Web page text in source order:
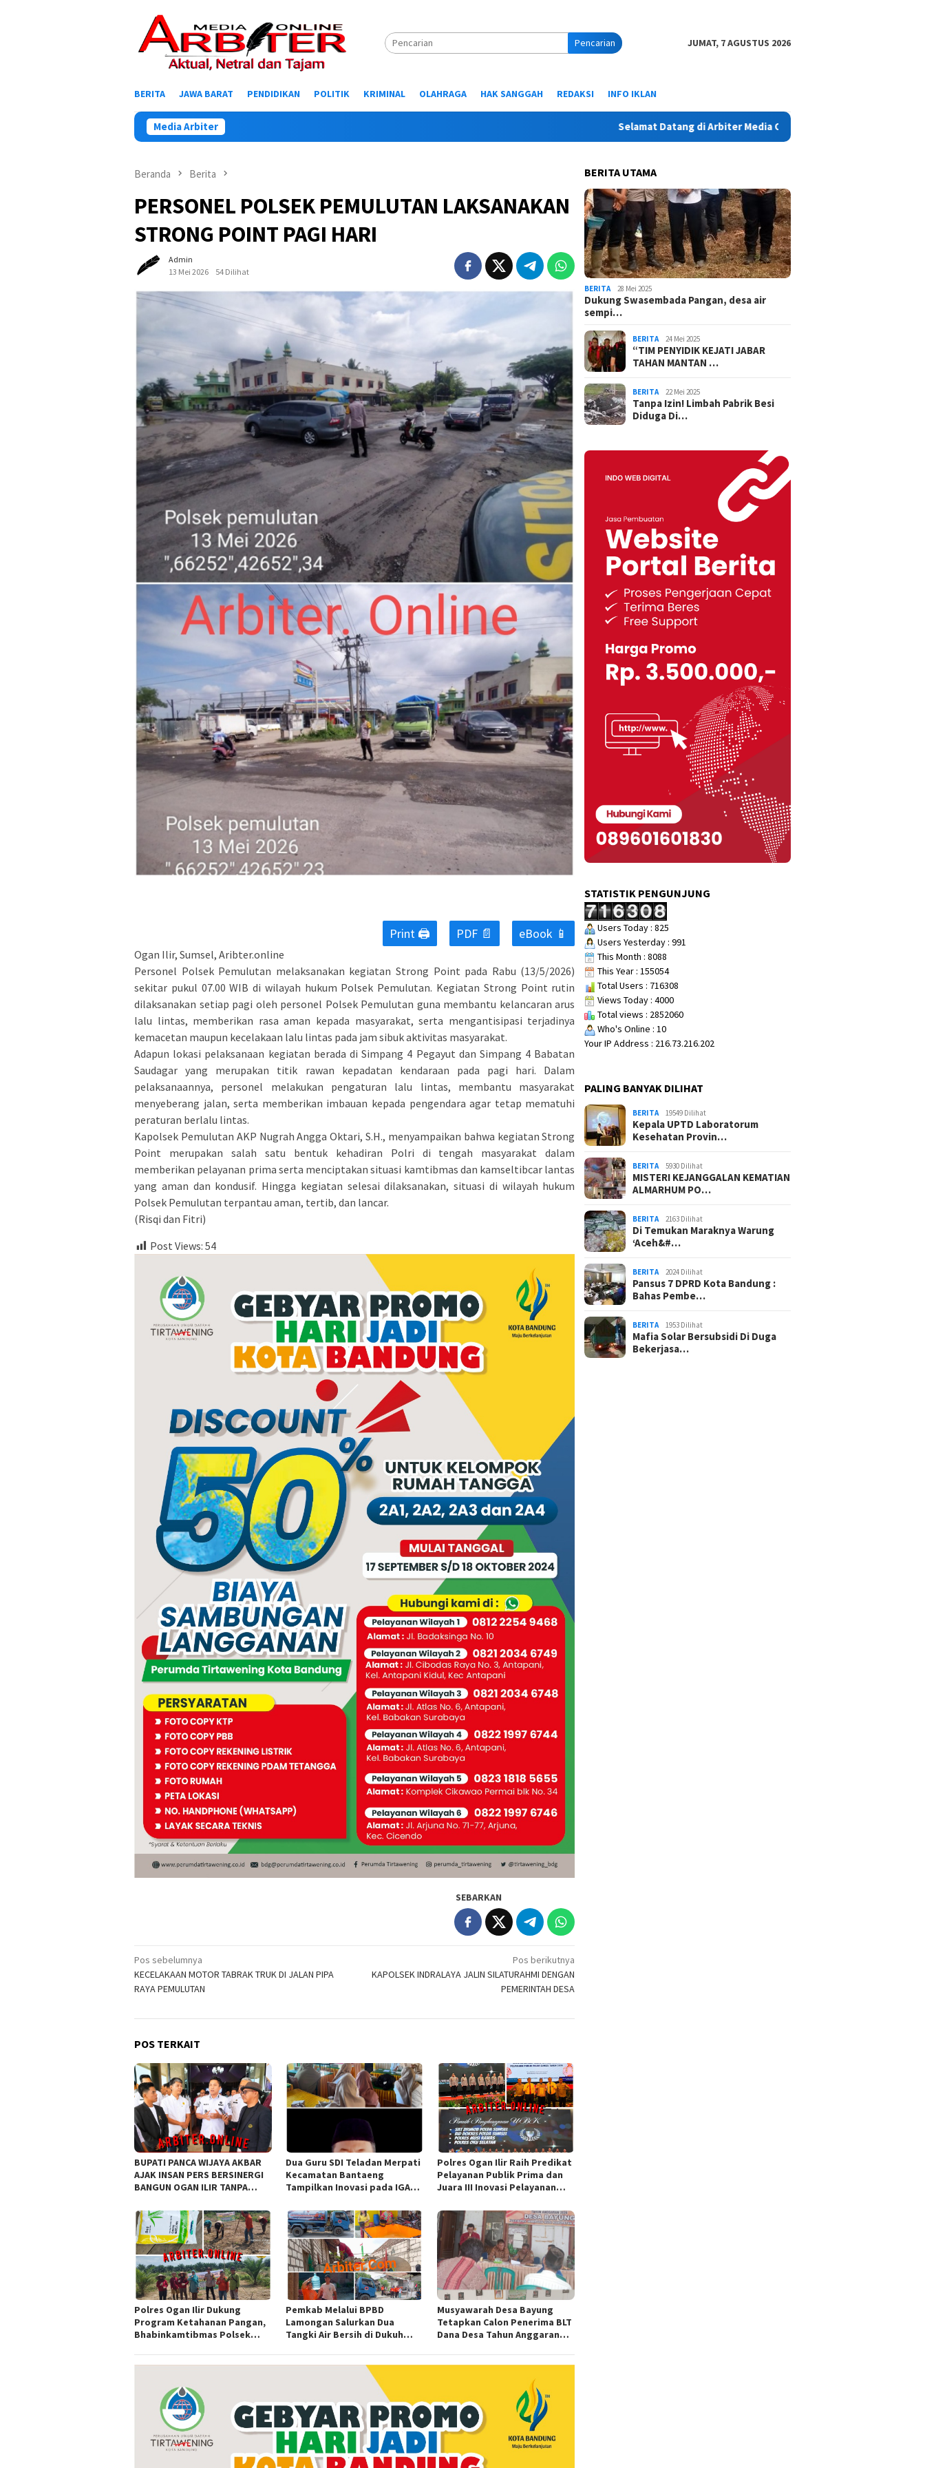
Pencarian JUMAT, 7 AGUSTUS 2026
BERITA JAWA BARAT PENDIDIKAN POLITIK KRIMINAL OLAHRAGA HAK SANGGAH REDAKSI INFO IKLAN
Media Arbiter Selamat Datang di Arbiter Media Online - Aktual, Netral dan Tajam
Beranda Berita
PERSONEL POLSEK PEMULUTAN LAKSANAKAN
STRONG POINT PAGI HARI
Admin
13 Mei 2026
54 Dilihat
Print 🖨 PDF 📄 eBook 📱
Ogan Ilir, Sumsel, Aribter.online
Personel Polsek Pemulutan melaksanakan kegiatan Strong Point pada Rabu (13/5/2026)
sekitar pukul 07.00 WIB di wilayah hukum Polsek Pemulutan. Kegiatan Strong Point rutin
dilaksanakan setiap pagi oleh personel Polsek Pemulutan guna membantu kelancaran arus
lalu lintas, memberikan rasa aman kepada masyarakat, serta mengantisipasi terjadinya
kemacetan maupun kecelakaan lalu lintas pada jam sibuk aktivitas masyarakat.
Adapun lokasi pelaksanaan kegiatan berada di Simpang 4 Pegayut dan Simpang 4 Babatan
Saudagar yang merupakan titik rawan kepadatan kendaraan pada pagi hari. Dalam
pelaksanaannya, personel melakukan pengaturan lalu lintas, membantu masyarakat
menyeberang jalan, serta memberikan imbauan kepada pengendara agar tetap mematuhi
peraturan berlalu lintas.
Kapolsek Pemulutan AKP Nugrah Angga Oktari, S.H., menyampaikan bahwa kegiatan Strong
Point merupakan salah satu bentuk kehadiran Polri di tengah masyarakat dalam
memberikan pelayanan prima serta menciptakan situasi kamtibmas dan kamseltibcar lantas
yang aman dan kondusif. Hingga kegiatan selesai dilaksanakan, situasi di wilayah hukum
Polsek Pemulutan terpantau aman, tertib, dan lancar.
(Risqi dan Fitri)
Post Views: 54
SEBARKAN
Navigasi
pos
Pos sebelumnya
KECELAKAAN MOTOR TABRAK TRUK DI JALAN PIPA
RAYA PEMULUTAN
Pos berikutnya
KAPOLSEK INDRALAYA JALIN SILATURAHMI DENGAN
PEMERINTAH DESA
POS TERKAIT
BUPATI PANCA WIJAYA AKBAR
AJAK INSAN PERS BERSINERGI
BANGUN OGAN ILIR TANPA
Dua Guru SDI Teladan Merpati
Kecamatan Bantaeng
Tampilkan Inovasi pada IGA
Sulawesi
Polres Ogan Ilir Raih Predikat
Pelayanan Publik Prima dan
Juara III Inovasi Pelayanan
Polres Ogan Ilir Dukung
Program Ketahanan Pangan,
Bhabinkamtibmas Polsek
Jagung Pipil di Desa Sungai
Pemkab Melalui BPBD
Lamongan Salurkan Dua
Tangki Air Bersih di Dukuh
Musyawarah Desa Bayung
Tetapkan Calon Penerima BLT
Dana Desa Tahun Anggaran
BERITA UTAMA
BERITA 28 Mei 2025
Dukung Swasembada Pangan, desa air
sempi…
BERITA 24 Mei 2025
“TIM PENYIDIK KEJATI JABAR
TAHAN MANTAN …
BERITA 22 Mei 2025
Tanpa Izin! Limbah Pabrik Besi
Diduga Di…
STATISTIK PENGUNJUNG
Users Today : 825
Users Yesterday : 991
This Month : 8088
This Year : 155054
Total Users : 716308
Views Today : 4000
Total views : 2852060
Who's Online : 10
Your IP Address : 216.73.216.202
PALING BANYAK DILIHAT
BERITA 19549 Dilihat
Kepala UPTD Laboratorum
Kesehatan Provin…
BERITA 5930 Dilihat
MISTERI KEJANGGALAN KEMATIAN
ALMARHUM PO…
BERITA 2163 Dilihat
Di Temukan Maraknya Warung
‘Aceh&#…
BERITA 2024 Dilihat
Pansus 7 DPRD Kota Bandung :
Bahas Pembe…
BERITA 1953 Dilihat
Mafia Solar Bersubsidi Di Duga
Bekerjasa…